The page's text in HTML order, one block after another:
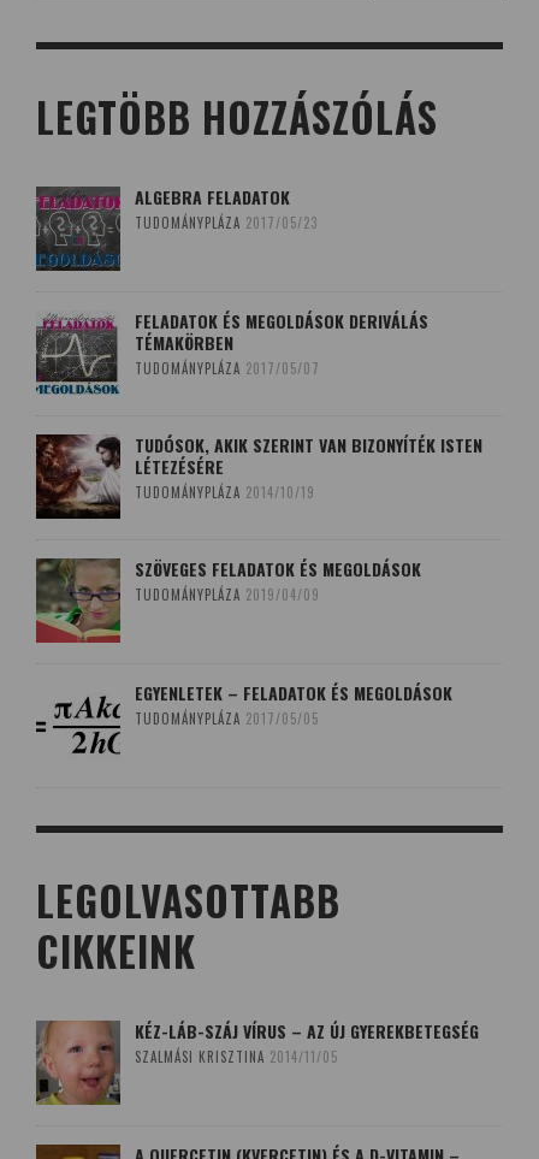
LEGTÖBB HOZZÁSZÓLÁS
ALGEBRA FELADATOK
TUDOMÁNYPLÁZA 2017/05/23
FELADATOK ÉS MEGOLDÁSOK DERIVÁLÁS
TÉMAKÖRBEN
TUDOMÁNYPLÁZA 2017/05/07
TUDÓSOK, AKIK SZERINT VAN BIZONYÍTÉK ISTEN
LÉTEZÉSÉRE
TUDOMÁNYPLÁZA 2014/10/19
SZÖVEGES FELADATOK ÉS MEGOLDÁSOK
TUDOMÁNYPLÁZA 2019/04/09
EGYENLETEK – FELADATOK ÉS MEGOLDÁSOK
TUDOMÁNYPLÁZA 2017/05/05
LEGOLVASOTTABB
CIKKEINK
KÉZ-LÁB-SZÁJ VÍRUS – AZ ÚJ GYEREKBETEGSÉG
SZALMÁSI KRISZTINA 2014/11/05